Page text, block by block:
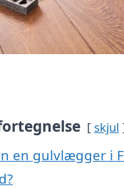
skjul
en gulvlægger i